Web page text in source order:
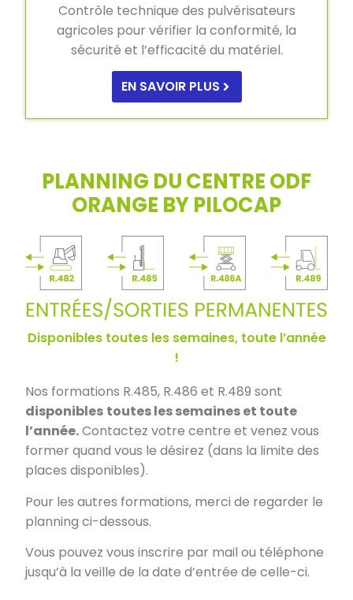
Contrôle technique des pulvérisateurs
agricoles pour vérifier la conformité, la
sécurité et l’efficacité du matériel.
EN SAVOIR PLUS
PLANNING DU CENTRE ODF
ORANGE BY PILOCAP
Disponibles toutes les semaines, toute l’année
!
Nos formations R.485, R.486 et R.489 sont
disponibles toutes les semaines et toute
l’année.Contactez votre centre et venez vous
former quand vous le désirez (dans la limite des
places disponibles).
Pour les autres formations, merci de regarder le
planning ci-dessous.
Vous pouvez vous inscrire par mail ou téléphone
jusqu’à la veille de la date d’entrée de celle-ci.